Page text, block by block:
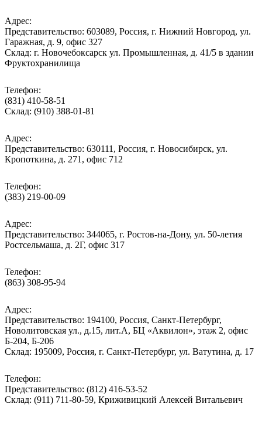
Адрес:
Представительство: 603089, Россия, г. Нижний Новгород, ул.
Гаражная, д. 9, офис 327
Склад: г. Новочебоксарск ул. Промышленная, д. 41/5 в здании
Фруктохранилища
Телефон:
(831) 410-58-51
Склад: (910) 388-01-81
Адрес:
Представительство: 630111, Россия, г. Новосибирск, ул.
Кропоткина, д. 271, офис 712
Телефон:
(383) 219-00-09
Адрес:
Представительство: 344065, г. Ростов-на-Дону, ул. 50-летия
Ростсельмаша, д. 2Г, офис 317
Телефон:
(863) 308-95-94
Адрес:
Представительство: 194100, Россия, Санкт-Петербург,
Новолитовская ул., д.15, лит.А, БЦ «Аквилон», этаж 2, офис
Б-204, Б-206
Склад: 195009, Россия, г. Санкт-Петербург, ул. Ватутина, д. 17
Телефон:
Представительство: (812) 416-53-52
Склад: (911) 711-80-59, Криживицкий Алексей Витальевич